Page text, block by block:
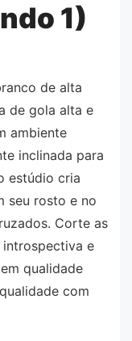
1)
de alta
de gola alta e
ambiente
inclinada para
estúdio cria
seu rosto e no
Corte as
introspectiva e
qualidade
com